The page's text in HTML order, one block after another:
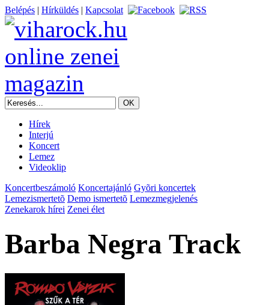
Belépés | Hírküldés | Kapcsolat
Hírek
Interjú
Koncert
Lemez
Videoklip
Koncertbeszámoló Koncertajánló Gyõri koncertek
Lemezismertetõ Demo ismertetõ Lemezmegjelenés
Zenekarok hírei Zenei élet
Barba Negra Track